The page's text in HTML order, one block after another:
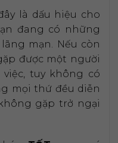
là dấu hiệu cho
đang có những
mạn. Nếu còn
được một người
tuy không có
mọi thứ đều diễn
gặp trở ngại